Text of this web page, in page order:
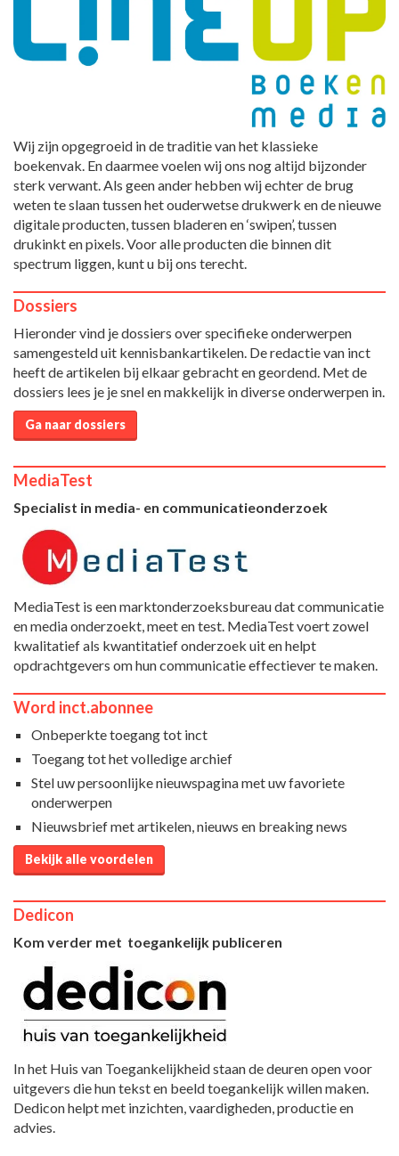
Wij zijn opgegroeid in de traditie van het klassieke
boekenvak. En daarmee voelen wij ons nog altijd bijzonder
sterk verwant. Als geen ander hebben wij echter de brug
weten te slaan tussen het ouderwetse drukwerk en de nieuwe
digitale producten, tussen bladeren en ‘swipen’, tussen
drukinkt en pixels. Voor alle producten die binnen dit
spectrum liggen, kunt u bij ons terecht.
Dossiers
Hieronder vind je dossiers over specifieke onderwerpen
samengesteld uit kennisbankartikelen. De redactie van inct
heeft de artikelen bij elkaar gebracht en geordend. Met de
dossiers lees je je snel en makkelijk in diverse onderwerpen in.
Ga naar dossiers
MediaTest
Specialist in media- en communicatieonderzoek
MediaTest is een marktonderzoeksbureau dat communicatie
en media onderzoekt, meet en test. MediaTest voert zowel
kwalitatief als kwantitatief onderzoek uit en helpt
opdrachtgevers om hun communicatie effectiever te maken.
Word inct.abonnee
Onbeperkte toegang tot inct
Toegang tot het volledige archief
Stel uw persoonlijke nieuwspagina met uw favoriete
onderwerpen
Nieuwsbrief met artikelen, nieuws en breaking news
Bekijk alle voordelen
Dedicon
Kom verder met toegankelijk publiceren
In het Huis van Toegankelijkheid staan de deuren open voor
uitgevers die hun tekst en beeld toegankelijk willen maken.
Dedicon helpt met inzichten, vaardigheden, productie en
advies.